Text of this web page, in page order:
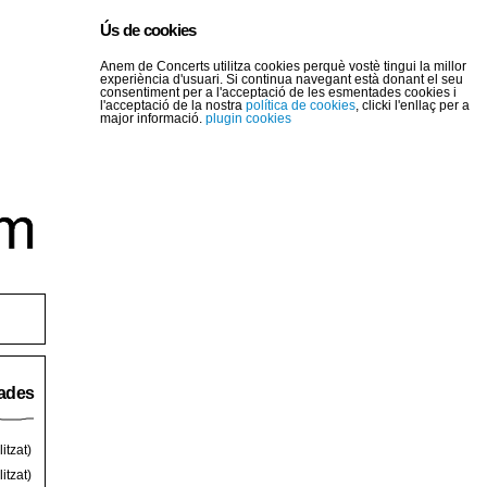
Ús de cookies
Anem de Concerts utilitza cookies perquè vostè tingui la millor
experiència d'usuari. Si continua navegant està donant el seu
consentiment per a l'acceptació de les esmentades cookies i
l'acceptació de la nostra política de cookies, clicki l'enllaç per a
major informació. plugin cookies